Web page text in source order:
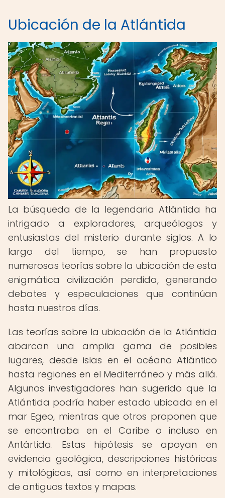
Ubicación de la Atlántida
La búsqueda de la legendaria Atlántida ha
intrigado a exploradores, arqueólogos y
entusiastas del misterio durante siglos. A lo
largo del tiempo, se han propuesto
numerosas teorías sobre la ubicación de esta
enigmática civilización perdida, generando
debates y especulaciones que continúan
hasta nuestros días.
Las teorías sobre la ubicación de la Atlántida
abarcan una amplia gama de posibles
lugares, desde islas en el océano Atlántico
hasta regiones en el Mediterráneo y más allá.
Algunos investigadores han sugerido que la
Atlántida podría haber estado ubicada en el
mar Egeo, mientras que otros proponen que
se encontraba en el Caribe o incluso en
Antártida. Estas hipótesis se apoyan en
evidencia geológica, descripciones históricas
y mitológicas, así como en interpretaciones
de antiguos textos y mapas.